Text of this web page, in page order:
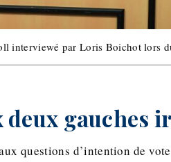
interviewé par Loris Boichot lors
gauches
questions d’intention de